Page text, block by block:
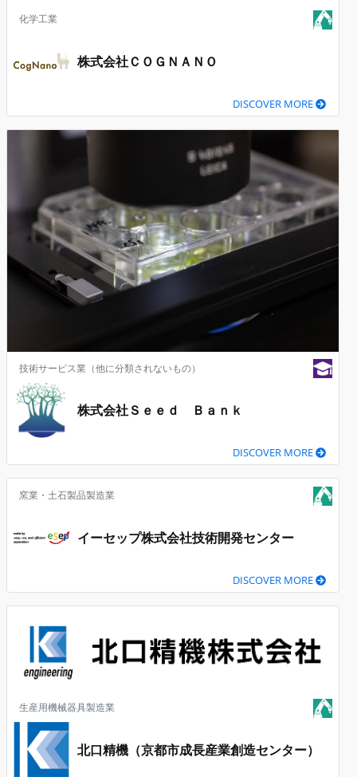
化学工業
株式会社ＣＯＧＮＡＮＯ
DISCOVER MORE
技術サービス業（他に分類されないもの）
株式会社Ｓｅｅｄ Ｂａｎｋ
DISCOVER MORE
窯業・土石製品製造業
イーセップ株式会社技術開発センター
DISCOVER MORE
生産用機械器具製造業
北口精機（京都市成長産業創造センター）